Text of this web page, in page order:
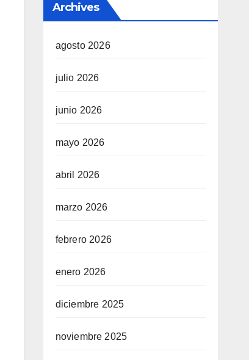
Archives
agosto 2026
julio 2026
junio 2026
mayo 2026
abril 2026
marzo 2026
febrero 2026
enero 2026
diciembre 2025
noviembre 2025